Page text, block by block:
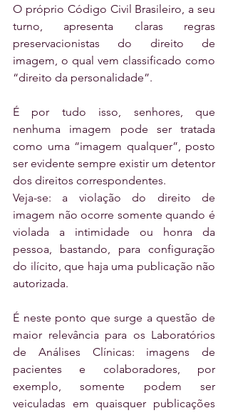
O próprio Código Civil Brasileiro, a seu
turno, apresenta claras regras
preservacionistas do direito de
imagem, o qual vem classificado como
“direito da personalidade”.
É por tudo isso, senhores, que
nenhuma imagem pode ser tratada
como uma “imagem qualquer”, posto
ser evidente sempre existir um detentor
dos direitos correspondentes.
Veja-se: a violação do direito de
imagem não ocorre somente quando é
violada a intimidade ou honra da
pessoa, bastando, para configuração
do ilícito, que haja uma publicação não
autorizada.
É neste ponto que surge a questão de
maior relevância para os Laboratórios
de Análises Clínicas: imagens de
pacientes e colaboradores, por
exemplo, somente podem ser
veiculadas em quaisquer publicações